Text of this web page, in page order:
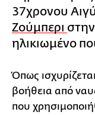
37χρονου
Ζούμπερι
ηλικιωμένο
Όπως
βοήθεια από
που